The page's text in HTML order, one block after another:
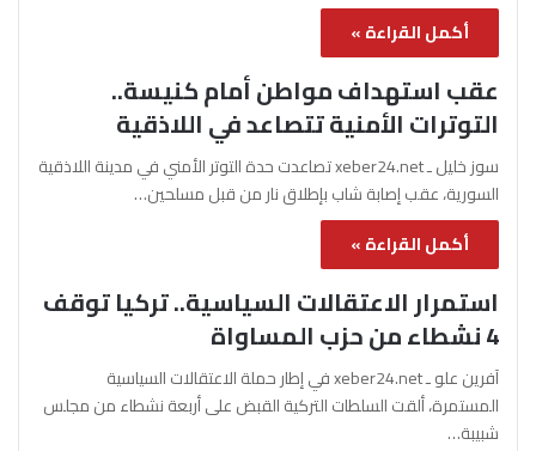
أكمل القراءة »
عقب استهداف مواطن أمام كنيسة..
التوترات الأمنية تتصاعد في اللاذقية
سوز خليل ـ xeber24.net تصاعدت حدة التوتر الأمني في مدينة اللاذقية
السورية، عقب إصابة شاب بإطلاق نار من قبل مسلحين…
أكمل القراءة »
استمرار الاعتقالات السياسية.. تركيا توقف
4 نشطاء من حزب المساواة
آفرين علو ـ xeber24.net في إطار حملة الاعتقالات السياسية
المستمرة، ألقت السلطات التركية القبض على أربعة نشطاء من مجلس
شبيبة…